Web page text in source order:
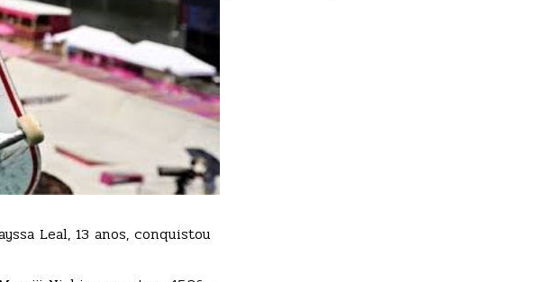
Leal, 13 anos, conquistou